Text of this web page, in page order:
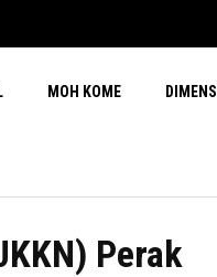
MOH KOME DIMENSI
Perak